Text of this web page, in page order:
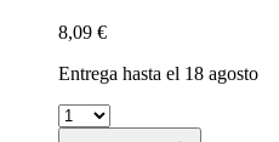
8,09 €
Entrega hasta el 18 agosto